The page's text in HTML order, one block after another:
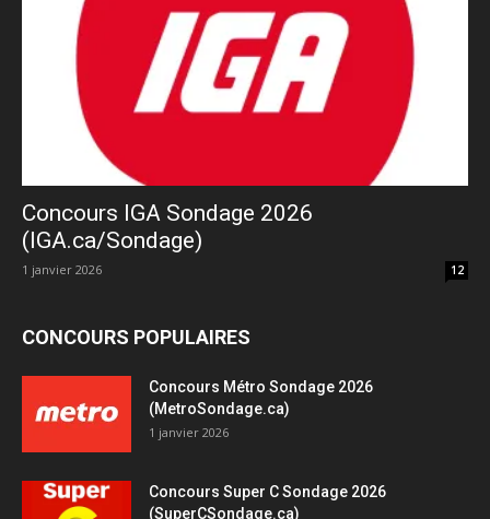
Concours IGA Sondage 2026
(IGA.ca/Sondage)
1 janvier 2026 12
CONCOURS POPULAIRES
Concours Métro Sondage 2026
(MetroSondage.ca)
1 janvier 2026
Concours Super C Sondage 2026
(SuperCSondage.ca)